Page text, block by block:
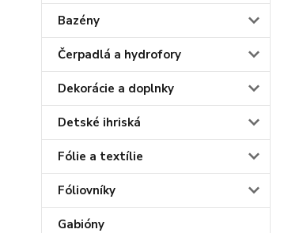
Bazény
Čerpadlá a hydrofory
Dekorácie a doplnky
Detské ihriská
Fólie a textílie
Fóliovníky
Gabióny